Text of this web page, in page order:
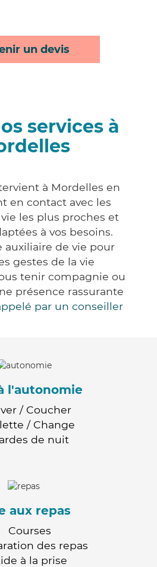
un devis
services à
à Mordelles en
en contact avec les
les plus proches et
à vos besoins.
auxiliaire de vie pour
gestes de la vie
tenir compagnie ou
présence rassurante
par un conseiller
l'autonomie
/ Coucher
/ Change
de nuit
aux repas
Courses
des repas
à la prise